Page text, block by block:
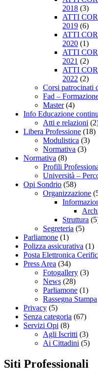
2018 (3)
ATTI
2019 (6)
ATTI
2020 (1)
ATTI
2021 (2)
ATTI
2022 (2)
Corsi patrocinati
Fad –
Master(4)
Info Educazione
Atti e relazioni
Libera Professione (18)
Modulistica (3)
Normativa (3)
Normativa (8)
Profili
Università –
Opi Sondrio (58)
Organizzazione
Struttura
Segreteria (5)
Parliamone (1)
Polizza assicurativa (1)
Posta Elettronica
Press Area (34)
Fotogallery (3)
News (28)
Parliamone (1)
Rassegna Stampa
Privacy (5)
Senza categoria (67)
Servizi Opi (8)
Agli Iscritti (3)
Ai Cittadini (5)
Siti Professionali